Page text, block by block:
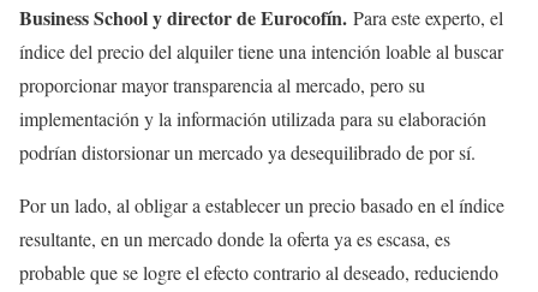
Business School y director de Eurocofín. Para este experto, el
índice del precio del alquiler tiene una intención loable al buscar
proporcionar mayor transparencia al mercado, pero su
implementación y la información utilizada para su elaboración
podrían distorsionar un mercado ya desequilibrado de por sí.
Por un lado, al obligar a establecer un precio basado en el índice
resultante, en un mercado donde la oferta ya es escasa, es
probable que se logre el efecto contrario al deseado, reduciendo